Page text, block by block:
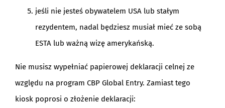
jeśli nie jesteś obywatelem USA lub stałym
rezydentem, nadal będziesz musiał mieć ze sobą
ESTA lub ważną wizę amerykańską.
Nie musisz wypełniać papierowej deklaracji celnej ze
względu na program CBP Global Entry. Zamiast tego
kiosk poprosi o złożenie deklaracji: